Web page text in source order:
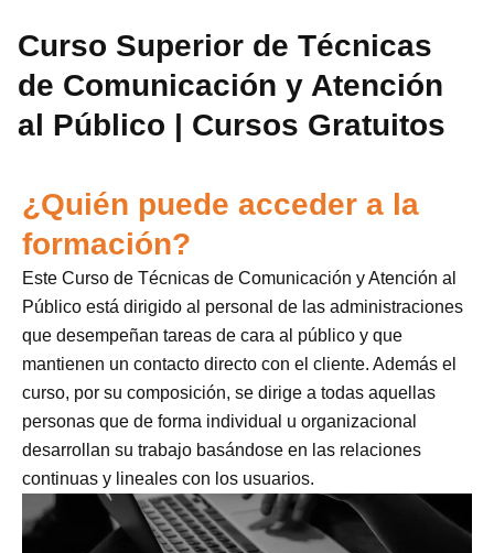
Curso Superior de Técnicas
de Comunicación y Atención
al Público | Cursos Gratuitos
¿Quién puede acceder a la
formación?
Este Curso de Técnicas de Comunicación y Atención al
Público está dirigido al personal de las administraciones
que desempeñan tareas de cara al público y que
mantienen un contacto directo con el cliente. Además el
curso, por su composición, se dirige a todas aquellas
personas que de forma individual u organizacional
desarrollan su trabajo basándose en las relaciones
continuas y lineales con los usuarios.